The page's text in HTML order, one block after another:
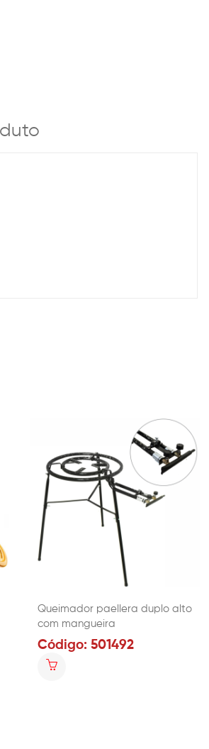
Queimador paellera duplo alto
com mangueira
Código: 501492